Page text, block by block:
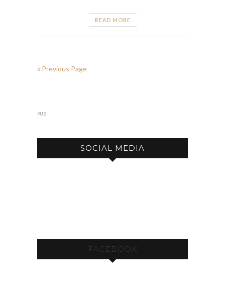
READ MORE
« Previous Page
PUB
SOCIAL MEDIA
FACEBOOK